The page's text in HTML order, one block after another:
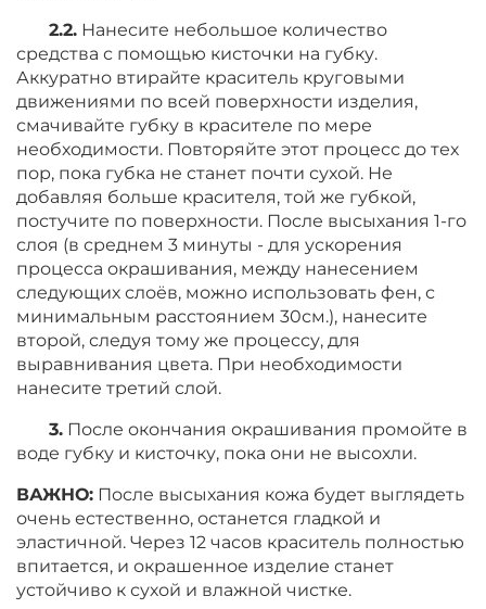
2.2. Нанесите небольшое количество
средства с помощью кисточки на губку.
Аккуратно втирайте краситель круговыми
движениями по всей поверхности изделия,
смачивайте губку в красителе по мере
необходимости. Повторяйте этот процесс до тех
пор, пока губка не станет почти сухой. Не
добавляя больше красителя, той же губкой,
постучите по поверхности. После высыхания 1-го
слоя (в среднем 3 минуты - для ускорения
процесса окрашивания, между нанесением
следующих слоёв, можно использовать фен, с
минимальным расстоянием 30см.), нанесите
второй, следуя тому же процессу, для
выравнивания цвета. При необходимости
нанесите третий слой.
3. После окончания окрашивания промойте в
воде губку и кисточку, пока они не высохли.
ВАЖНО: После высыхания кожа будет выглядеть
очень естественно, останется гладкой и
эластичной. Через 12 часов краситель полностью
впитается, и окрашенное изделие станет
устойчиво к сухой и влажной чистке.